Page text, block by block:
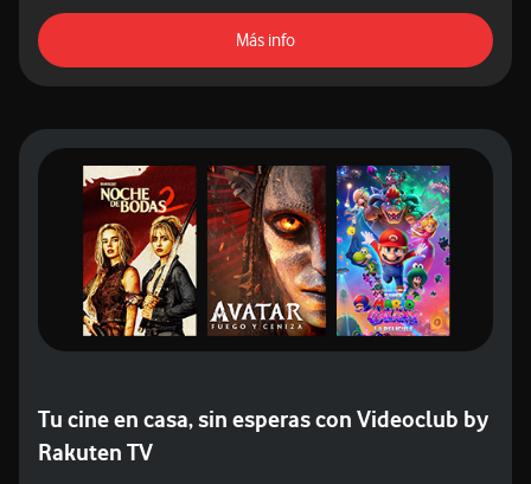
Más infoacceso a la página de
Tu cine en casa, sin esperas con Videoclub by
Rakuten TV